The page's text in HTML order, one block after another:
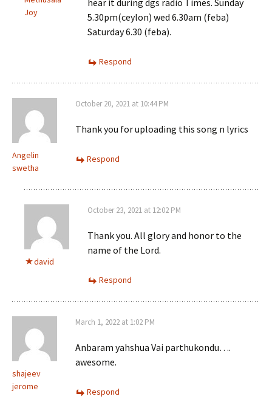
Joy
hear it during dgs radio Times. Sunday
5.30pm(ceylon) wed 6.30am (feba)
Saturday 6.30 (feba).
Respond
Angelin
swetha
October 20, 2021 at 10:44 PM
Thank you for uploading this song n lyrics
Respond
david
October 23, 2021 at 12:02 PM
Thank you. All glory and honor to the
name of the Lord.
Respond
shajeev
jerome
March 1, 2022 at 1:02 PM
Anbaram yahshua Vai parthukondu….
awesome.
Respond